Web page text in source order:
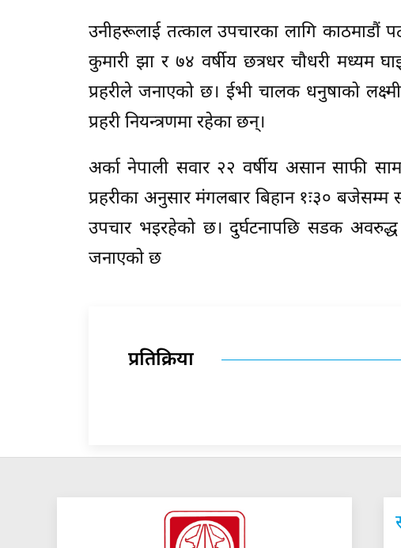
उनीहरूलाई तत्काल उपचारका लागि काठमाडौं
कुमारी झा र ७४ वर्षीय छत्रधर चौधरी
प्रहरीले जनाएको छ। ईभी चालक धनुषाको
प्रहरी नियन्त्रणमा रहेका छन्।
अर्का नेपाली सवार २२ वर्षीय असान साफी
प्रहरीका अनुसार मंगलबार बिहान १ः३०
उपचार भइरहेको छ। दुर्घटनापछि सडक अवरुद्ध
जनाएको छ
प्रतिक्रिया